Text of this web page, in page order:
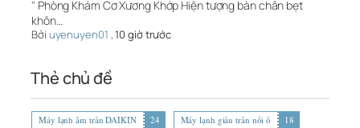
" Phòng Khám Cơ Xương Khớp Hiện tượng bàn chân bẹt
khôn…
Bởi uyenuyen01 ,10 giờ trước
Thẻ chủ đề
Máy lạnh âm trần DAIKIN 24 Máy lạnh giấu trần nối ố
18